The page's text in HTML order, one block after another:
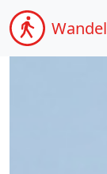
Wandel